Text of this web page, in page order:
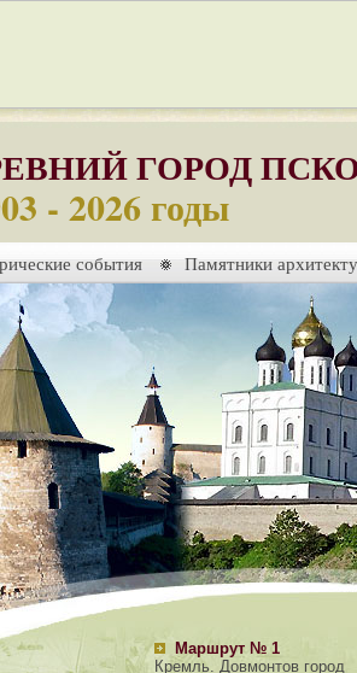
ГОРОД
- 2026 годы
события Памятники
Маршрут № 1
Кремль. Довмонтов город